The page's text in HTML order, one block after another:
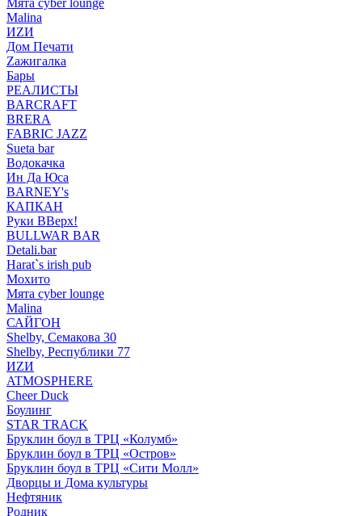
Мята cyber lounge
Malina
ИZИ
Дом Печати
Zажигалка
Бары
РЕАЛИСТЫ
BARCRAFT
BRERA
FABRIC JAZZ
Sueta bar
Водокачка
Ин Да Юса
BARNEY's
КАПКАН
Руки ВВерх!
BULLWAR BAR
Detali.bar
Harat`s irish pub
Мохито
Мята cyber lounge
Malina
САЙГОН
Shelby, Семакова 30
Shelby, Республики 77
ИZИ
ATMOSPHERE
Cheer Duck
Боулинг
STAR TRACK
Бруклин боул в ТРЦ «Колумб»
Бруклин боул в ТРЦ «Остров»
Бруклин боул в ТРЦ «Сити Молл»
Дворцы и Дома культуры
Нефтяник
Родник